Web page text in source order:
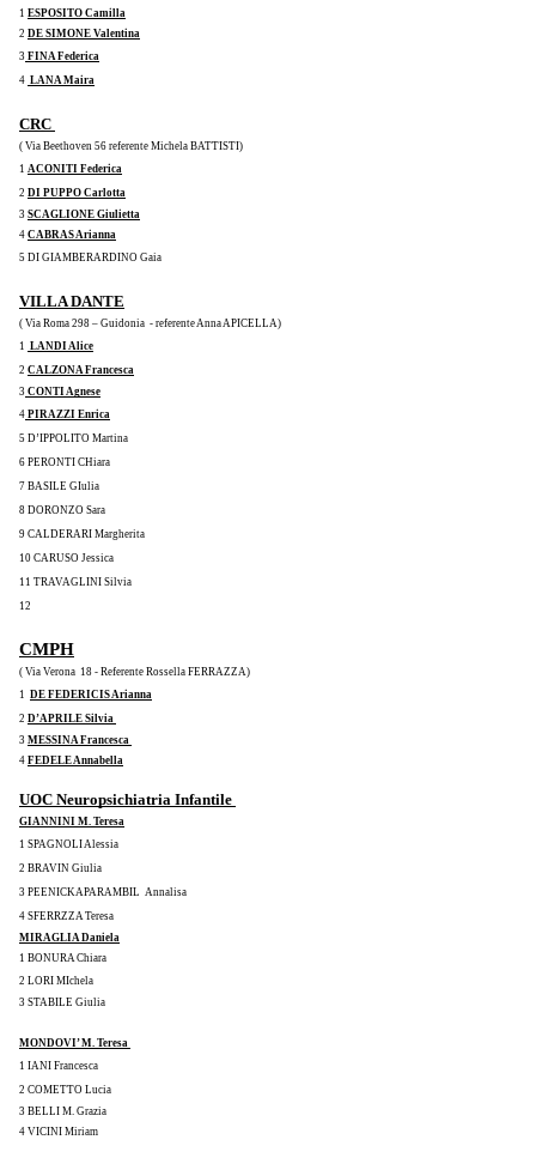
1 ESPOSITO Camilla
2 DE SIMONE Valentina
3 FINA Federica
4 LANA Maira
CRC
( Via Beethoven 56 referente Michela BATTISTI)
1 ACONITI Federica
2 DI PUPPO Carlotta
3 SCAGLIONE Giulietta
4 CABRAS Arianna
5 DI GIAMBERARDINO Gaia
VILLA DANTE
( Via Roma 298 – Guidonia  - referente Anna APICELLA)
1 LANDI Alice
2 CALZONA Francesca
3 CONTI Agnese
4 PIRAZZI Enrica
5 D’IPPOLITO Martina
6 PERONTI CHiara
7 BASILE GIulia
8 DORONZO Sara
9 CALDERARI Margherita
10 CARUSO Jessica
11 TRAVAGLINI Silvia
12
CMPH
( Via Verona  18 - Referente Rossella FERRAZZA)
1 DE FEDERICIS Arianna
2 D’APRILE Silvia
3 MESSINA Francesca
4 FEDELE Annabella
UOC Neuropsichiatria Infantile
GIANNINI M. Teresa
1 SPAGNOLI Alessia
2 BRAVIN Giulia
3 PEENICKAPARAMBIL  Annalisa
4 SFERRZZA Teresa
MIRAGLIA Daniela
1 BONURA Chiara
2 LORI MIchela
3 STABILE Giulia
MONDOVI’ M. Teresa
1 IANI Francesca
2 COMETTO Lucia
3 BELLI M. Grazia
4 VICINI Miriam